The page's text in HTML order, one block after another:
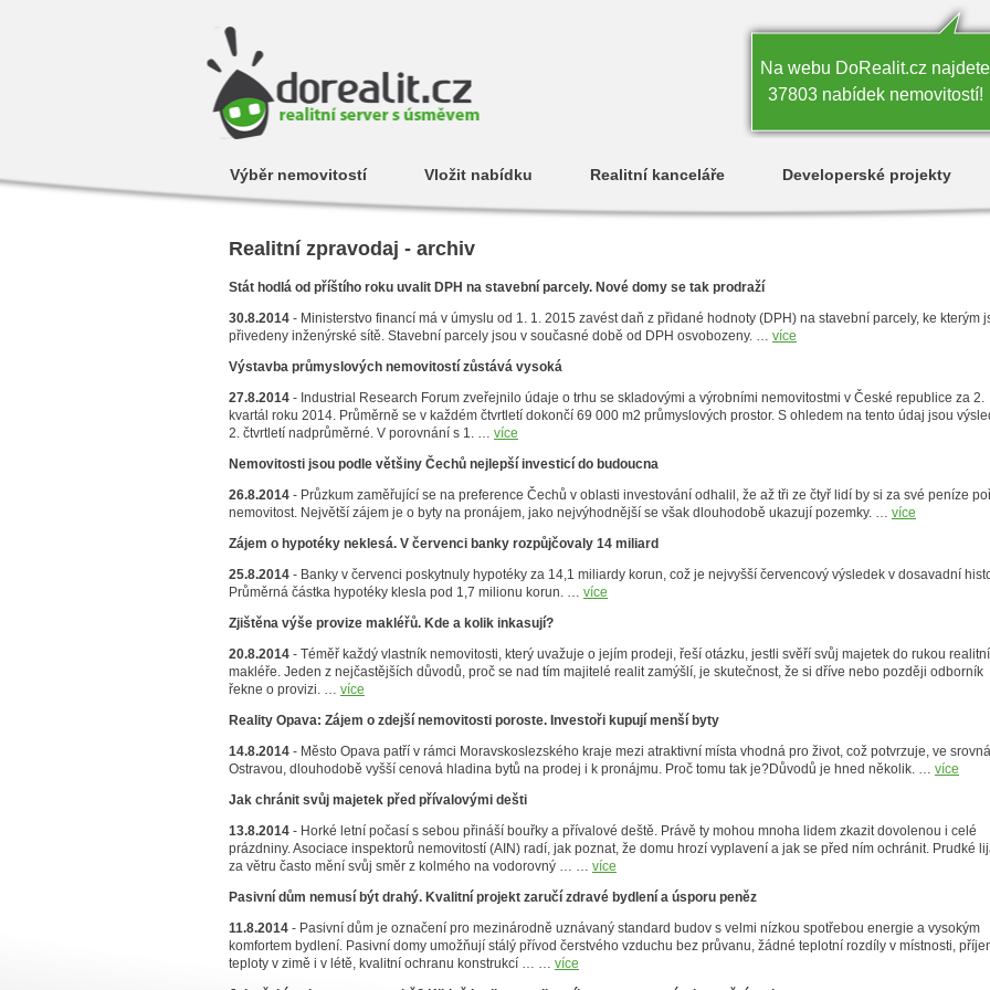
Na webu DoRealit.cz najdete
37803 nabídek nemovitostí!
Výběr nemovitostí Vložit nabídku Realitní kanceláře Developerské projekty
Realitní zpravodaj - archiv
Stát hodlá od příštího roku uvalit DPH na stavební parcely. Nové domy se tak prodraží
30.8.2014 - Ministerstvo financí má v úmyslu od 1. 1. 2015 zavést daň z přidané hodnoty (DPH) na stavební parcely, ke kterým
přivedeny inženýrské sítě. Stavební parcely jsou v současné době od DPH osvobozeny. … více
Výstavba průmyslových nemovitostí zůstává vysoká
27.8.2014 - Industrial Research Forum zveřejnilo údaje o trhu se skladovými a výrobními nemovitostmi v České republice za 2.
kvartál roku 2014. Průměrně se v každém čtvrtletí dokončí 69 000 m2 průmyslových prostor. S ohledem na tento údaj jsou
2. čtvrtletí nadprůměrné. V porovnání s 1. … více
Nemovitosti jsou podle většiny Čechů nejlepší investicí do budoucna
26.8.2014 - Průzkum zaměřující se na preference Čechů v oblasti investování odhalil, že až tři ze čtyř lidí by si za své peníze
nemovitost. Největší zájem je o byty na pronájem, jako nejvýhodnější se však dlouhodobě ukazují pozemky. … více
Zájem o hypotéky neklesá. V červenci banky rozpůjčovaly 14 miliard
25.8.2014 - Banky v červenci poskytnuly hypotéky za 14,1 miliardy korun, což je nejvyšší červencový výsledek v dosavadní
Průměrná částka hypotéky klesla pod 1,7 milionu korun. … více
Zjištěna výše provize makléřů. Kde a kolik inkasují?
20.8.2014 - Téměř každý vlastník nemovitosti, který uvažuje o jejím prodeji, řeší otázku, jestli svěří svůj majetek do rukou
makléře. Jeden z nejčastějších důvodů, proč se nad tím majitelé realit zamýšlí, je skutečnost, že si dříve nebo později odborník
řekne o provizi. … více
Reality Opava: Zájem o zdejší nemovitosti poroste. Investoři kupují menší byty
14.8.2014 - Město Opava patří v rámci Moravskoslezského kraje mezi atraktivní místa vhodná pro život, což potvrzuje, ve
Ostravou, dlouhodobě vyšší cenová hladina bytů na prodej i k pronájmu. Proč tomu tak je?Důvodů je hned několik. … více
Jak chránit svůj majetek před přívalovými dešti
13.8.2014 - Horké letní počasí s sebou přináší bouřky a přívalové deště. Právě ty mohou mnoha lidem zkazit dovolenou i celé
prázdniny. Asociace inspektorů nemovitostí (AIN) radí, jak poznat, že domu hrozí vyplavení a jak se před ním ochránit. Prudké
za větru často mění svůj směr z kolmého na vodorovný … … více
Pasivní dům nemusí být drahý. Kvalitní projekt zaručí zdravé bydlení a úsporu peněz
11.8.2014 - Pasivní dům je označení pro mezinárodně uznávaný standard budov s velmi nízkou spotřebou energie a vysokým
komfortem bydlení. Pasivní domy umožňují stálý přívod čerstvého vzduchu bez průvanu, žádné teplotní rozdíly v místnosti,
teploty v zimě i v létě, kvalitní ochranu konstrukcí … … více